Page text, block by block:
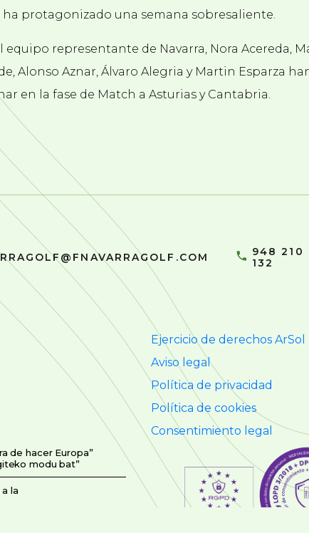
ha protagonizado una semana sobresaliente.
equipo representante de Navarra, Nora Acereda,
Alonso Aznar, Álvaro Alegria y Martin Esparza
en la fase de Match a Asturias y Cantabria.
948 210
132
de hacer Europa”
modu bat”
la
Ejercicio de derechos ArSol
Aviso legal
Política de privacidad
Política de cookies
Consentimiento legal